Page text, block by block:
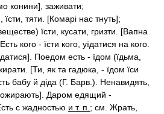
конини], заживати;
тяти. [Комарі нас тнуть];
їсти, кусати, гризти. [Вапна
кого - їсти кого, уїдатися на кого.
Поедом есть - їдом (їдьма,
[Ти, як та гадюка, - їдом їси
бабу й діда (Г. Барв.). Ненавидять,
Даром едящий -
с жадностью и т. п. ; см. Жрать,